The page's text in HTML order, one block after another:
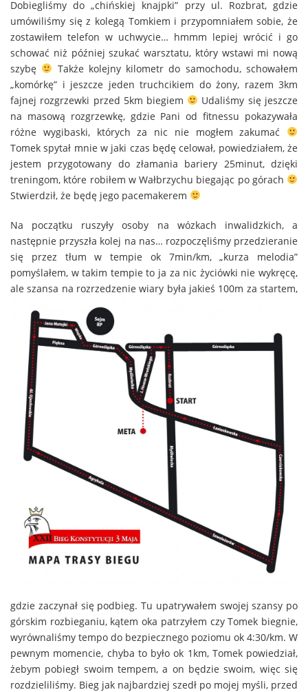
Dobiegliśmy do „chińskiej knajpki” przy ul. Rozbrat, gdzie
umówiliśmy się z kolegą Tomkiem i przypomniałem sobie, że
zostawiłem telefon w uchwycie… hmmm lepiej wrócić i go
schować niż później szukać warsztatu, który wstawi mi nową
szybę
Także kolejny kilometr do samochodu, schowałem
„komórkę” i jeszcze jeden truchcikiem do żony, razem 3km
fajnej rozgrzewki przed 5km biegiem
Udaliśmy się jeszcze
na masową rozgrzewkę, gdzie Pani od fitnessu pokazywała
różne wygibaski, których za nic nie mogłem zakumać
Tomek spytał mnie w jaki czas będę celował, powiedziałem, że
jestem przygotowany do złamania bariery 25minut, dzięki
treningom, które robiłem w Wałbrzychu biegając po górach
Stwierdził, że będę jego pacemakerem
Na początku ruszyły osoby na wózkach inwalidzkich, a
następnie przyszła kolej na nas… rozpoczęliśmy przedzieranie
się przez tłum w tempie ok 7min/km, „kurza melodia”
pomyślałem, w takim tempie to ja za nic życiówki nie wykręcę,
aleszansa na rozrzedzenie wiary była jakieś 100m za startem,
gdzie zaczynał się podbieg. Tu upatrywałem swojej szansy po
górskim rozbieganiu, kątem oka patrzyłem czy Tomek biegnie,
wyrównaliśmy tempo do bezpiecznego poziomu ok 4:30/km. W
pewnym momencie, chyba to było ok 1km, Tomek powiedział,
żebym pobiegł swoim tempem, a on będzie swoim, więc się
rozdzieliliśmy. Bieg jak najbardziej szedł po mojej myśli, przed